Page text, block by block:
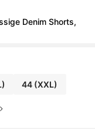
Denim Shorts,
44 (XXL)